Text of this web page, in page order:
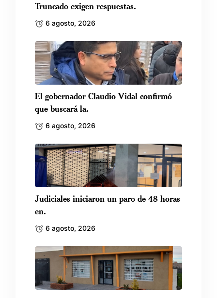
Truncado exigen respuestas.
6 agosto, 2026
El gobernador Claudio Vidal confirmó
que buscará la.
6 agosto, 2026
Judiciales iniciaron un paro de 48 horas
en.
6 agosto, 2026